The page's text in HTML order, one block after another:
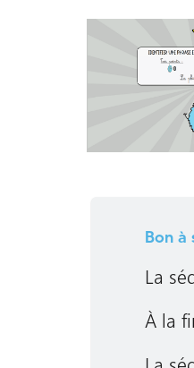
Bon à
La
À la